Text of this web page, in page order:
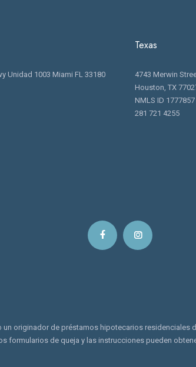
Unidad 1003 Miami FL 33180
Texas
4743 Merwin
Houston, TX
NMLS ID 1777857
281 721 4255
originador de préstamos hipotecarios residenciales
formularios de queja y las instrucciones pueden